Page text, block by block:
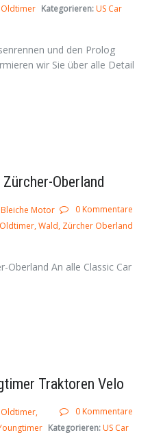
Oldtimer Kategorieren:US Car
und den Prolog
wir Sie über alle Detail
Oberland
0 Kommentare
Bleiche Motor
Oldtimer Wald Zürcher Oberland
An alle Classic Car
Traktoren Velo
0 Kommentare
Oldtimer
Kategorieren:US Car